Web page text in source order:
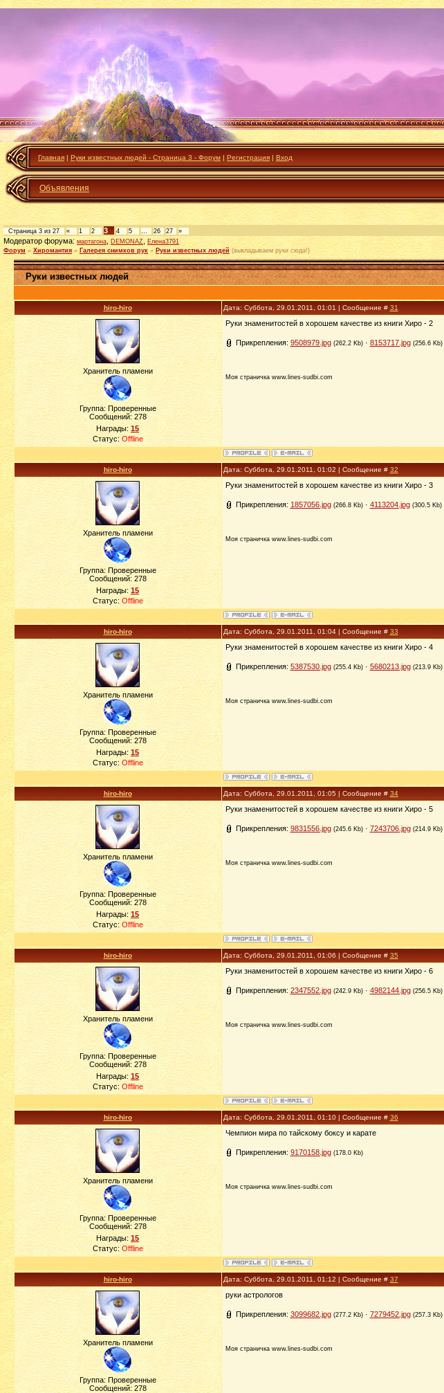
Главная | Руки известных людей - Страница 3 - Форум | Регистрация | Вход
Объявления
Страница 3 из 27 « 1 2 3 4 5 … 26 27 »
Модератор форума:мартагона DEMONAZ
Елена3791
Форум » Хиромантия » Галерея снимков рук » Руки известных людей (выкладываем руки сюда!)
Руки известных людей
hiro-hiro Дата: Суббота, 29.01.2011, 01:01 | Сообщение # 31
Хранитель пламени
Группа: Проверенные
Сообщений:278
Награды:15
Статус: Offline
Руки знаменитостей в хорошем качестве из книги Хиро - 2
Прикрепления: 9508979.jpg (262.2 Kb) · 8153717.jpg (256.6 Kb)
Моя страничка www.lines-sudbi.com
hiro-hiro Дата: Суббота, 29.01.2011, 01:02 | Сообщение # 32
Хранитель пламени
Группа: Проверенные
Сообщений:278
Награды:15
Статус: Offline
Руки знаменитостей в хорошем качестве из книги Хиро - 3
Прикрепления: 1857056.jpg (266.8 Kb) · 4113204.jpg (300.5 Kb)
Моя страничка www.lines-sudbi.com
hiro-hiro Дата: Суббота, 29.01.2011, 01:04 | Сообщение # 33
Хранитель пламени
Группа: Проверенные
Сообщений:278
Награды:15
Статус: Offline
Руки знаменитостей в хорошем качестве из книги Хиро - 4
Прикрепления: 5387530.jpg (255.4 Kb) · 5680213.jpg (213.9 Kb)
Моя страничка www.lines-sudbi.com
hiro-hiro Дата: Суббота, 29.01.2011, 01:05 | Сообщение # 34
Хранитель пламени
Группа: Проверенные
Сообщений:278
Награды:15
Статус: Offline
Руки знаменитостей в хорошем качестве из книги Хиро - 5
Прикрепления: 9831556.jpg (245.6 Kb) · 7243706.jpg (214.9 Kb)
Моя страничка www.lines-sudbi.com
hiro-hiro Дата: Суббота, 29.01.2011, 01:06 | Сообщение # 35
Хранитель пламени
Группа: Проверенные
Сообщений:278
Награды:15
Статус: Offline
Руки знаменитостей в хорошем качестве из книги Хиро - 6
Прикрепления: 2347552.jpg (242.9 Kb) · 4982144.jpg (256.5 Kb)
Моя страничка www.lines-sudbi.com
hiro-hiro Дата: Суббота, 29.01.2011, 01:10 | Сообщение # 36
Хранитель пламени
Группа: Проверенные
Сообщений:278
Награды:15
Статус: Offline
Чемпион мира по тайскому боксу и карате
Прикрепления: 9170158.jpg (178.0 Kb)
Моя страничка www.lines-sudbi.com
hiro-hiro Дата: Суббота, 29.01.2011, 01:12 | Сообщение # 37
Хранитель пламени
Группа: Проверенные
Сообщений:278
руки астрологов
Прикрепления: 3099682.jpg (277.2 Kb) · 7279452.jpg (257.3 Kb)
Моя страничка www.lines-sudbi.com